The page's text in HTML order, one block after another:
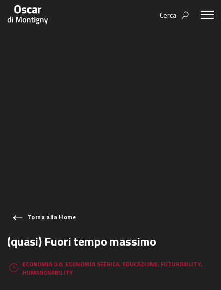
Cerca
Torna alla Home
(quasi) Fuori tempo massimo
ECONOMIA 0.0, ECONOMIA SFERICA, EDUCAZIONE, FUTURABILITY,
HUMANOVABILITY